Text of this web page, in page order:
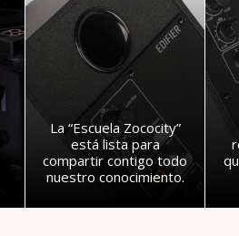
La “Escuela Zococity”
está lista para
compartir contigo todo
nuestro conocimiento.